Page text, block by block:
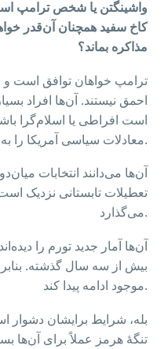
واشینگتن یا شخص ترامپ
کاخ سفید همچنان آن‌قدر
مذاکره بماند؟
ترامپ خواهان توافق است و
احمق نیستند. آن‌ها افراد
است افراطی یا اسلام‌گرا
معادلات سیاسی آمریکا را به‌خوبی درک می‌کنند.
آن‌ها می‌دانند انتخابات
تعطیلات تابستانی نزدیک
می‌گذارد.
بیش از سه سال گذشته.
موجود ادامه پیدا کند.
بله، شرایط برایشان دشوار
تنگهٔ هرمز عملاً برای آن‌ها